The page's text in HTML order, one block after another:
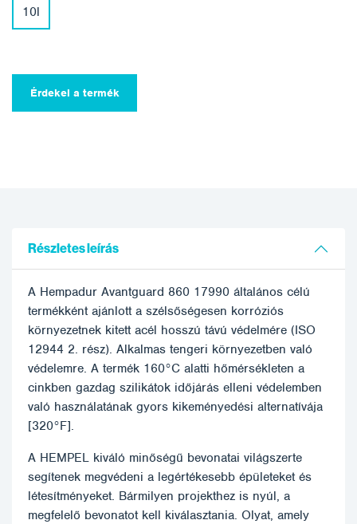
10l
Érdekel a termék
Részletes leírás
A Hempadur Avantguard 860 17990 általános célú
termékként ajánlott a szélsőségesen korróziós
környezetnek kitett acél hosszú távú védelmére (ISO
12944 2. rész). Alkalmas tengeri környezetben való
védelemre. A termék 160°C alatti hőmérsékleten a
cinkben gazdag szilikátok időjárás elleni védelemben
való használatának gyors kikeményedési alternatívája
[320°F].
A HEMPEL kiváló minőségű bevonatai világszerte
segítenek megvédeni a legértékesebb épületeket és
létesítményeket. Bármilyen projekthez is nyúl, a
megfelelő bevonatot kell kiválasztania. Olyat, amely